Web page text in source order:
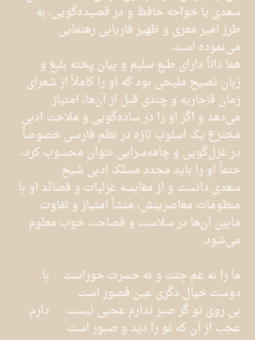
سعدی یا خواجه حافظ و در قصیده‌گویی، به
طرز امیر معزی و ظهیر فاریابی رهنمایی
می‌نموده است.
هما ذاتاً دارای طبع سلیم و بیان پخته بلیغ و
زبان نصیح ملیحی بود که او را کاملاً از شعرای
زمان قاجاریه و چندی قبل از آن‌ها، امتیاز
می‌دهد و اگر او را در ساده‌گویی و ملاحت ادبی
مخترع یک اسلوب تازه در نظم فارسی خصوصاً
در غزل‌گویی و چامه‌سرایی نتوان محسوب کرد،
حتماً او را باید مجدد مسلک ادبی شیخ
سعدی دانست و از مقایسه غزلیات و قصائد او با
منظومات معاصرینش، منشأ امتیاز و تفاوت
مابین آن‌ها در سلاست و فصاحت خوب معلوم
می‌شود.
ما را نه غم جنت و نه حسرت حوراست	با
دوست خیال دگری عین قصور است
بی روی تو گر صبر ندارم عجبی نیست	دارم
عجب از آن که تو را دید و صبور است